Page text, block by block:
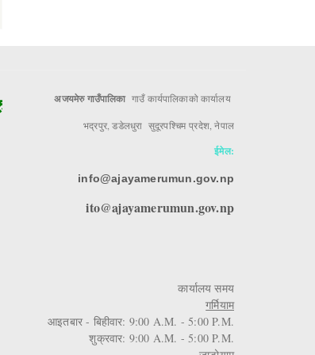
मुल आधार!!अजयमेरु गाउँपालिका गाउँ कार्यपालिकाको कार्यालय
भद्रपुर, डडेलधुरा सुदूरपश्चिम प्रदेश, नेपाल
ईमेल:
info@ajayamerumun.gov.np
ito@ajayamerumun.gov.np
कार्यालय समय
गर्मियाम
आइतबार - बिहीवार: 9:00 A.M. - 5:00 P.M.
शुक्रवार: 9:00 A.M. - 5:00 P.M.